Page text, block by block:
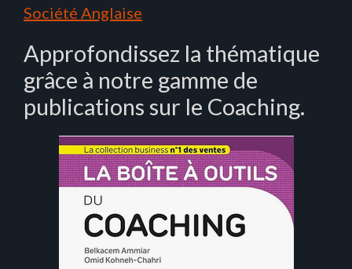
Société Anglaise
Approfondissez la thématique
grâce à notre gamme de
publications sur le Coaching.